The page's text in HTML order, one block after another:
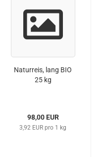
Naturreis, lang BIO
25 kg
98,00 EUR
3,92 EUR pro 1 kg